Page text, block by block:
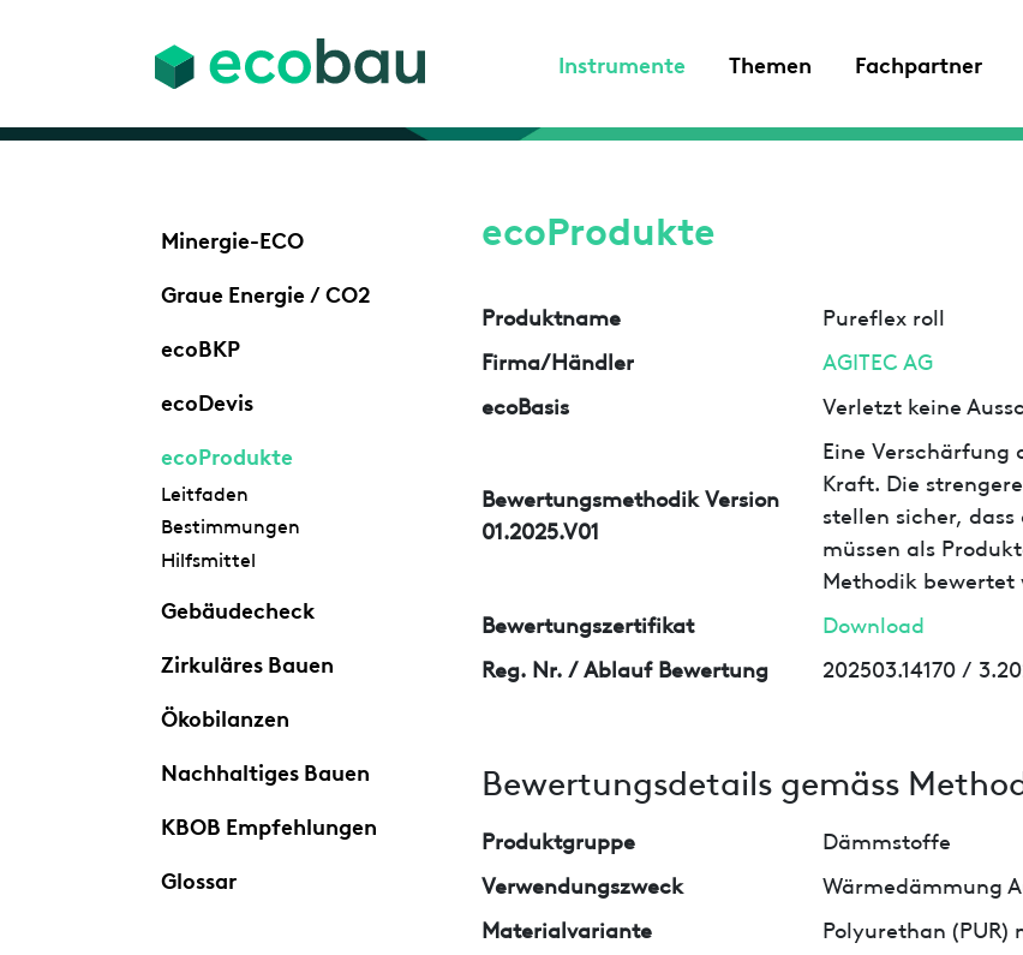
Instrumente Themen Fachpartner
Minergie-ECO
Graue Energie / CO2
ecoBKP
ecoDevis
ecoProdukte
Leitfaden
Bestimmungen
Hilfsmittel
Gebäudecheck
Zirkuläres Bauen
Ökobilanzen
Nachhaltiges Bauen
KBOB Empfehlungen
Glossar
ecoProdukte
Produktname
Pureflex roll
Firma/Händler
AGITEC AG
ecoBasis
Verletzt keine
Bewertungsmethodik Version
01.2025.V01
Eine Verschärfung
Kraft. Die
stellen sicher,
müssen als
Methodik bewertet
Bewertungszertifikat
Download
Reg. Nr. / Ablauf Bewertung
202503.14170 /
Bewertungsdetails gemäss
Produktgruppe
Dämmstoffe
Verwendungszweck
Wärmedämmung
Materialvariante
Polyurethan